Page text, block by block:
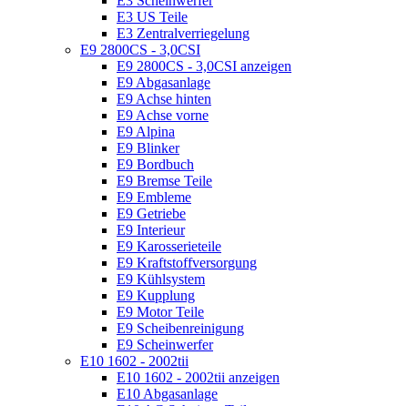
E3 US Teile
E3 Zentralverriegelung
E9 2800CS - 3,0CSI
E9 2800CS - 3,0CSI anzeigen
E9 Abgasanlage
E9 Achse hinten
E9 Achse vorne
E9 Alpina
E9 Blinker
E9 Bordbuch
E9 Bremse Teile
E9 Embleme
E9 Getriebe
E9 Interieur
E9 Karosserieteile
E9 Kraftstoffversorgung
E9 Kühlsystem
E9 Kupplung
E9 Motor Teile
E9 Scheibenreinigung
E9 Scheinwerfer
E10 1602 - 2002tii
E10 1602 - 2002tii anzeigen
E10 Abgasanlage